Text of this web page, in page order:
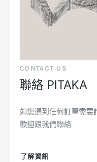
CONTACT US
聯絡 PITAKA
如您遇到任何訂單需要
歡迎跟我們聯絡
了解資訊